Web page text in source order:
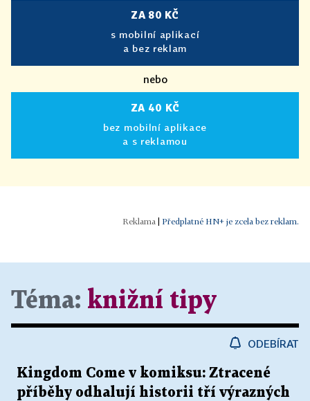
ZA 80 KČ
s mobilní aplikací
a bez reklam
nebo
ZA 40 KČ
bez mobilní aplikace
a s reklamou
Předplatné HN+ je zcela bez reklam.
Téma: knižní tipy
ODEBÍRAT
Kingdom Come v komiksu: Ztracené
příběhy odhalují historii tří výrazných